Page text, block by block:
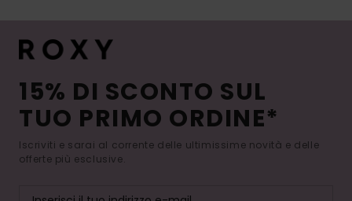
15% DI SCONTO SUL
TUO PRIMO ORDINE*
Iscriviti e sarai al corrente delle ultimissime novità e delle
offerte più esclusive.